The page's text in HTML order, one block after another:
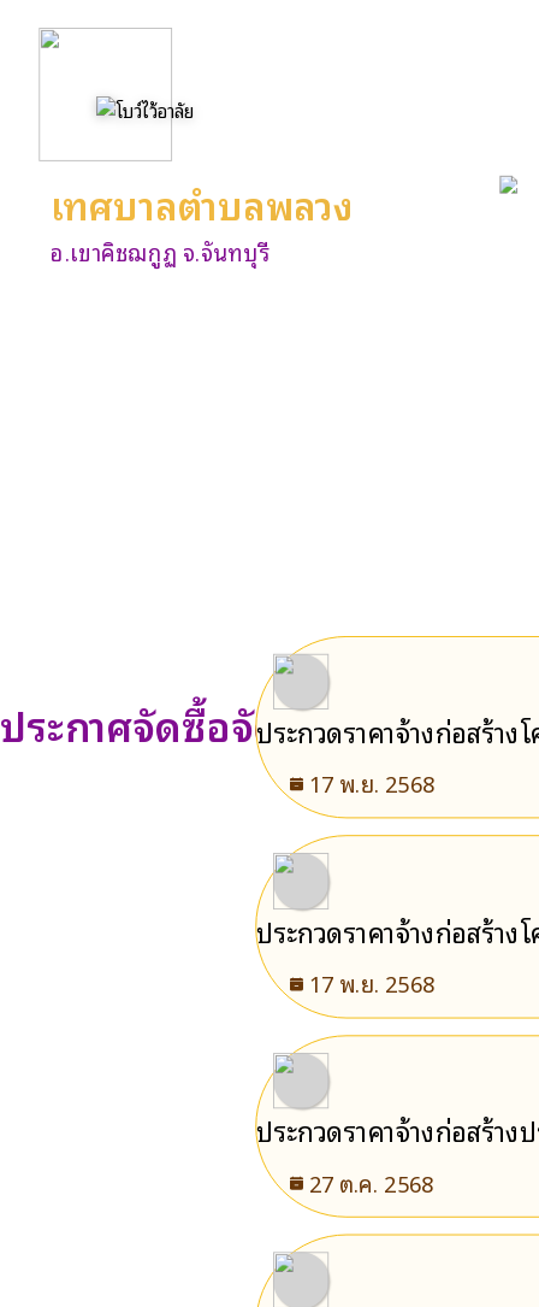
เทศบาลตำบลพลวง
อ.เขาคิชฌกูฏ จ.จันทบุรี
ประกาศจัดซื้อจัดจ้างประกวดราคาจ้างก่อสร้า
17 พ.ย. 2568
ประกวดราคาจ้างก่อสร้
17 พ.ย. 2568
ประกวดราคาจ้างก่อสร้
27 ต.ค. 2568